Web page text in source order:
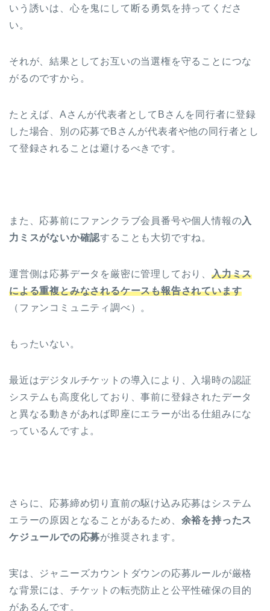
いう誘いは、心を鬼にして断る勇気を持ってくださ
い。
それが、結果としてお互いの当選権を守ることにつな
がるのですから。
たとえば、Aさんが代表者としてBさんを同行者に登録
した場合、別の応募でBさんが代表者や他の同行者とし
て登録されることは避けるべきです。
また、応募前にファンクラブ会員番号や個人情報の入
力ミスがないか確認することも大切ですね。
運営側は応募データを厳密に管理しており、 入力ミス
による重複とみなされるケースも報告されています
（ファンコミュニティ調べ）。
もったいない。
最近はデジタルチケットの導入により、入場時の認証
システムも高度化しており、事前に登録されたデータ
と異なる動きがあれば即座にエラーが出る仕組みにな
っているんですよ。
さらに、応募締め切り直前の駆け込み応募はシステム
エラーの原因となることがあるため、 余裕を持ったス
ケジュールでの応募が推奨されます。
実は、ジャニーズカウントダウンの応募ルールが厳格
な背景には、チケットの転売防止と公平性確保の目的
があるんです。